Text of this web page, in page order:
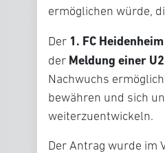
ermöglichen würde,
Der 1. FC
der Meldung einer
Nachwuchs
bewähren und sich
weiterzuentwickeln.
Der Antrag wurde im